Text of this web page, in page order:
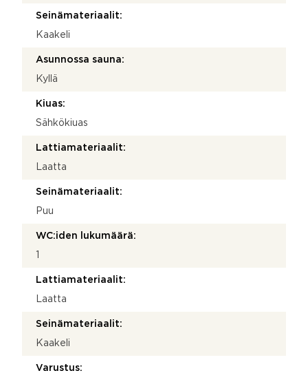
Seinämateriaalit:
Kaakeli
Asunnossa sauna:
Kyllä
Kiuas:
Sähkökiuas
Lattiamateriaalit:
Laatta
Seinämateriaalit:
Puu
WC:iden lukumäärä:
Lattiamateriaalit:
Laatta
Seinämateriaalit:
Kaakeli
Varustus: